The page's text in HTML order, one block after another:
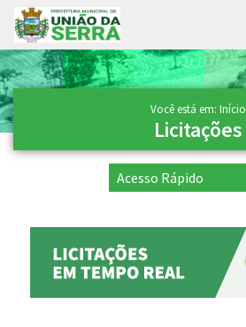
Ir para conteúdo principal
Conteúdo Principal
Você está em: Início
Licitações